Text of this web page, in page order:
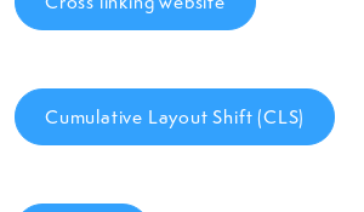
Cumulative Layout Shift (CLS)